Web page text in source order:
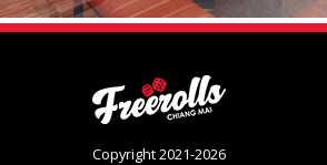
Copyright 2021-2026